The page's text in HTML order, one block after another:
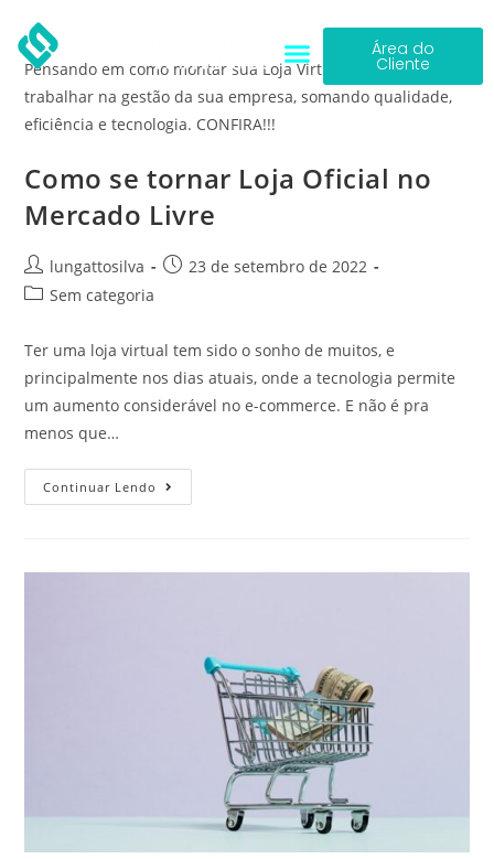
Área do
Cliente
Pensando em como montar sua Loja Virtual? Vamos
trabalhar na gestão da sua empresa, somando qualidade,
eficiência e tecnologia. CONFIRA!!!
Como se tornar Loja Oficial no
Mercado Livre
lungattosilva
23 de setembro de 2022
Sem categoria
Ter uma loja virtual tem sido o sonho de muitos, e
principalmente nos dias atuais, onde a tecnologia permite
um aumento considerável no e-commerce. E não é pra
menos que…
Continuar Lendo